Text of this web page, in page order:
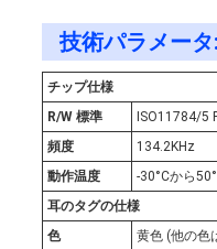
引
技術パラメータ:
チップ仕様
R/W 標準
ISO11784/5
頻度
134.2KHz
動作温度
-30°Cから
耳のタグの仕様
色
黄色 (他の色